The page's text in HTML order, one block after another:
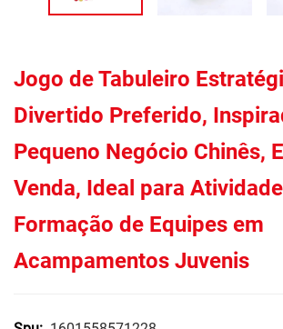
Jogo de Tabuleiro
Divertido Preferido,
Pequeno Negócio Chinês,
Venda, Ideal para
Formação de Equipes em
Acampamentos Juvenis